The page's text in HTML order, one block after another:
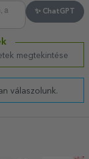
✨ ChatGPT
megtekintése
válaszolunk.